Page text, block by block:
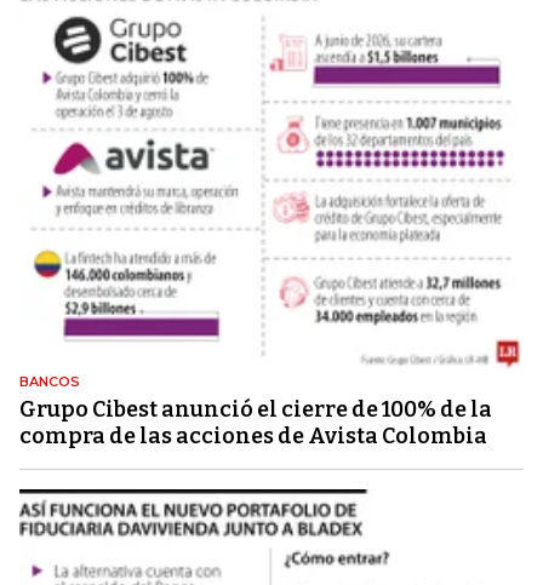
BANCOS
Grupo Cibest anunció el cierre de 100% de la
compra de las acciones de Avista Colombia